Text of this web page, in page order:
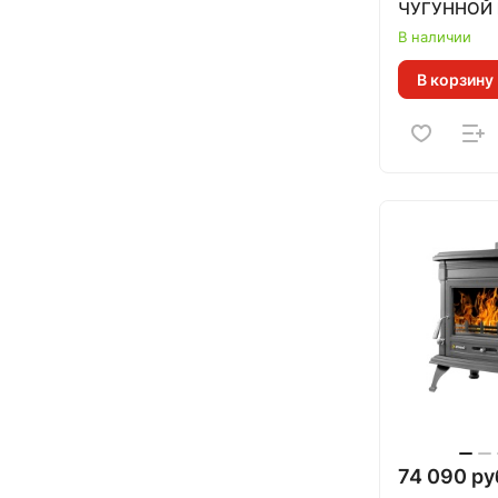
ЧУГУННОЙ
бежевый
(200м.куб)
В наличии
В корзину
74 090